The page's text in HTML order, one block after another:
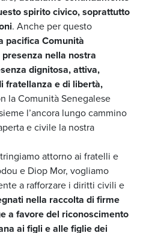
spirito civico, soprattutto
. Anche per questo
pacifica Comunità
nella nostra
dignitosa, attiva,
fratellanza e di libertà,
la Comunità Senegalese
l’ancora lungo cammino
e civile la nostra
attorno ai fratelli e
e Diop Mor, vogliamo
a rafforzare i diritti civili e
nella raccolta di firme
a favore del riconoscimento
ai figli e alle figlie dei